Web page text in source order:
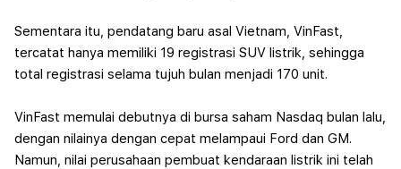
Sementara itu, pendatang baru asal Vietnam, VinFast,
tercatat hanya memiliki 19 registrasi SUV listrik, sehingga
total registrasi selama tujuh bulan menjadi 170 unit.
VinFast memulai debutnya di bursa saham Nasdaq bulan lalu,
dengan nilainya dengan cepat melampaui Ford dan GM.
Namun, nilai perusahaan pembuat kendaraan listrik ini telah